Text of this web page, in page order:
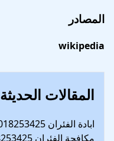
المصادر
wikipedia
المقالات الحديثة
ابادة الفئران 01018253425 خصم 70% ابادة الفئران نهائيا